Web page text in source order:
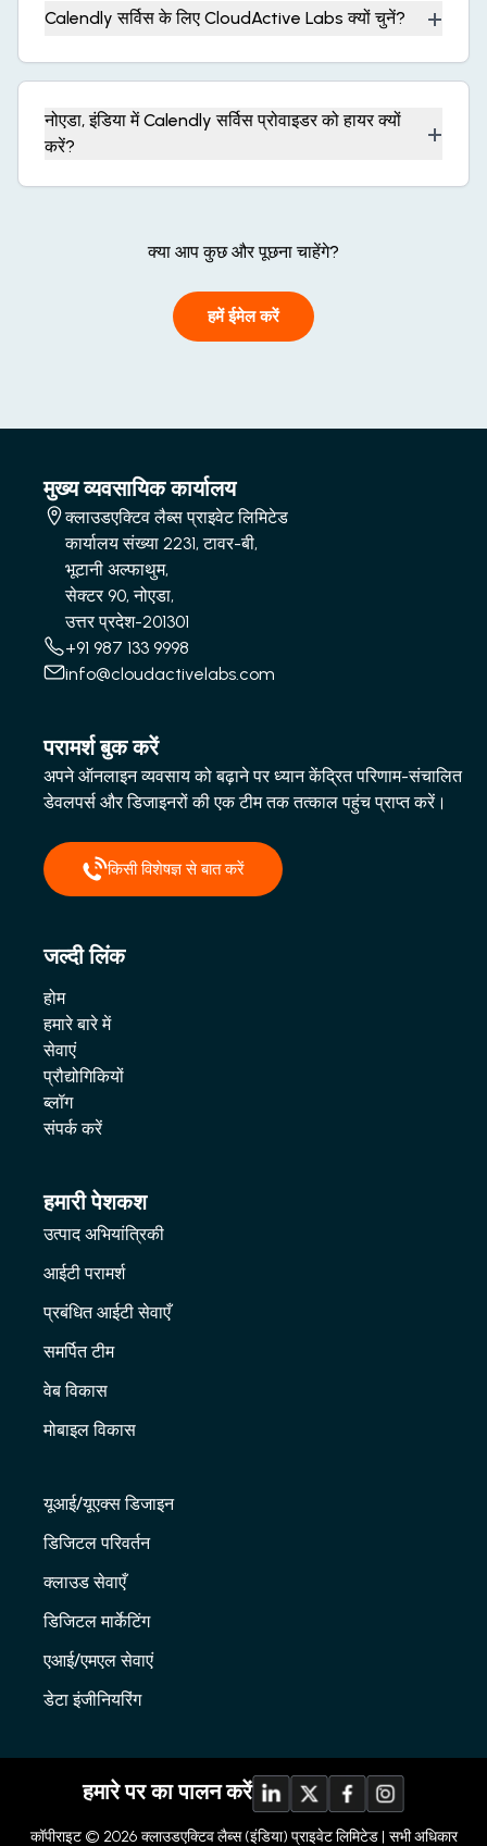
Calendly सर्विस के लिए CloudActive Labs क्यों चुनें? +
नोएडा, इंडिया में Calendly सर्विस प्रोवाइडर को हायर क्यों
करें?
+
क्या आप कुछ और पूछना चाहेंगे?
हमें ईमेल करें
मुख्य व्यवसायिक कार्यालय
क्लाउडएक्टिव लैब्स प्राइवेट लिमिटेड
कार्यालय संख्या 2231, टावर-बी,
भूटानी अल्फाथुम,
सेक्टर 90, नोएडा,
उत्तर प्रदेश-201301
+91 987 133 9998
info@cloudactivelabs.com
परामर्श बुक करें
अपने ऑनलाइन व्यवसाय को बढ़ाने पर ध्यान केंद्रित परिणाम-संचालित
डेवलपर्स और डिजाइनरों की एक टीम तक तत्काल पहुंच प्राप्त करें।
किसी विशेषज्ञ से बात करें
जल्दी लिंक
होम
हमारे बारे में
सेवाएं
प्रौद्योगिकियों
ब्लॉग
संपर्क करें
हमारी पेशकश
उत्पाद अभियांत्रिकी
आईटी परामर्श
प्रबंधित आईटी सेवाएँ
समर्पित टीम
वेब विकास
मोबाइल विकास
यूआई/यूएक्स डिजाइन
डिजिटल परिवर्तन
क्लाउड सेवाएँ
डिजिटल मार्केटिंग
एआई/एमएल सेवाएं
डेटा इंजीनियरिंग
हमारे पर का पालन करें
कॉपीराइट © 2026 क्लाउडएक्टिव लैब्स (इंडिया) प्राइवेट लिमिटेड | सभी अधिकार